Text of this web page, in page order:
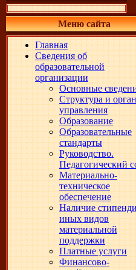
Меню сайта
Главная
Сведения об
образовательной
организации
Основные
Структура и
управления
Образование
Образовательные
стандарты
Руководство.
Педагогический
Материально-
техническое
обеспечение
Наличие
иных видов
материальной
поддержки
Платные услуги
Финансово-